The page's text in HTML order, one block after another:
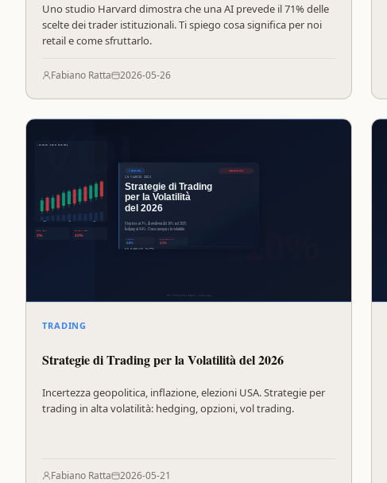
Uno studio Harvard dimostra che una AI prevede il 71% delle
scelte dei trader istituzionali. Ti spiego cosa significa per noi
retail e come sfruttarlo.
Fabiano Ratta 2026-05-26
TRADING
Strategie di Trading per la Volatilità del 2026
Incertezza geopolitica, inflazione, elezioni USA. Strategie per
trading in alta volatilità: hedging, opzioni, vol trading.
Fabiano Ratta 2026-05-21